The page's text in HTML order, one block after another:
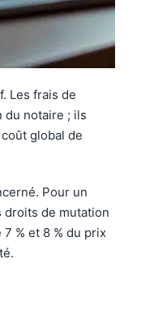
Les frais de
du notaire ; ils
global de
Pour un
de mutation
% et 8 % du prix